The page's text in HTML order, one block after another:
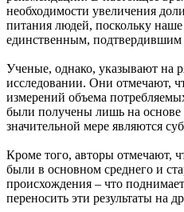
необходимости увеличения
питания людей, поскольку наше
единственным, подтвердившим
Ученые, однако, указывают на
исследовании. Они отмечают,
измерений объема
были получены лишь на основе
значительной мере являются
Кроме того, авторы отмечают,
были в основном среднего и
происхождения – что
переносить эти результаты на